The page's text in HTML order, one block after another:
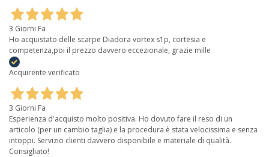
3 Giorni Fa
Ho acquistato delle scarpe Diadora vortex s1p, cortesia e
competenza,poi il prezzo davvero eccezionale, grazie mille
Acquirente verificato
3 Giorni Fa
Esperienza d'acquisto molto positiva. Ho dovuto fare il reso di un
articolo (per un cambio taglia) e la procedura è stata velocissima e senza
intoppi. Servizio clienti davvero disponibile e materiale di qualità.
Consigliato!